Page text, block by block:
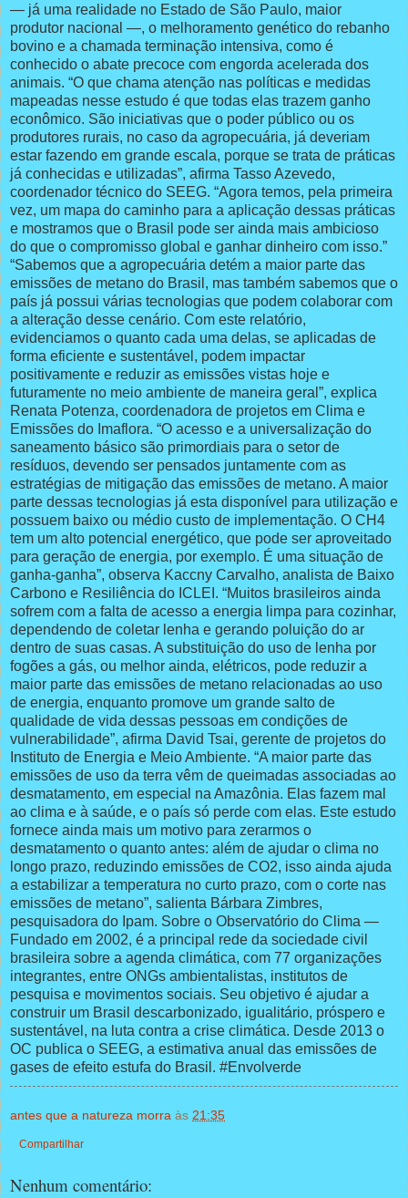
— já uma realidade no Estado de São Paulo, maior
produtor nacional —, o melhoramento genético do rebanho
bovino e a chamada terminação intensiva, como é
conhecido o abate precoce com engorda acelerada dos
animais. “O que chama atenção nas políticas e medidas
mapeadas nesse estudo é que todas elas trazem ganho
econômico. São iniciativas que o poder público ou os
produtores rurais, no caso da agropecuária, já deveriam
estar fazendo em grande escala, porque se trata de práticas
já conhecidas e utilizadas”, afirma Tasso Azevedo,
coordenador técnico do SEEG. “Agora temos, pela primeira
vez, um mapa do caminho para a aplicação dessas práticas
e mostramos que o Brasil pode ser ainda mais ambicioso
do que o compromisso global e ganhar dinheiro com isso.”
“Sabemos que a agropecuária detém a maior parte das
emissões de metano do Brasil, mas também sabemos que o
país já possui várias tecnologias que podem colaborar com
a alteração desse cenário. Com este relatório,
evidenciamos o quanto cada uma delas, se aplicadas de
forma eficiente e sustentável, podem impactar
positivamente e reduzir as emissões vistas hoje e
futuramente no meio ambiente de maneira geral”, explica
Renata Potenza, coordenadora de projetos em Clima e
Emissões do Imaflora. “O acesso e a universalização do
saneamento básico são primordiais para o setor de
resíduos, devendo ser pensados juntamente com as
estratégias de mitigação das emissões de metano. A maior
parte dessas tecnologias já esta disponível para utilização e
possuem baixo ou médio custo de implementação. O CH4
tem um alto potencial energético, que pode ser aproveitado
para geração de energia, por exemplo. É uma situação de
ganha-ganha”, observa Kaccny Carvalho, analista de Baixo
Carbono e Resiliência do ICLEI. “Muitos brasileiros ainda
sofrem com a falta de acesso a energia limpa para cozinhar,
dependendo de coletar lenha e gerando poluição do ar
dentro de suas casas. A substituição do uso de lenha por
fogões a gás, ou melhor ainda, elétricos, pode reduzir a
maior parte das emissões de metano relacionadas ao uso
de energia, enquanto promove um grande salto de
qualidade de vida dessas pessoas em condições de
vulnerabilidade”, afirma David Tsai, gerente de projetos do
Instituto de Energia e Meio Ambiente. “A maior parte das
emissões de uso da terra vêm de queimadas associadas ao
desmatamento, em especial na Amazônia. Elas fazem mal
ao clima e à saúde, e o país só perde com elas. Este estudo
fornece ainda mais um motivo para zerarmos o
desmatamento o quanto antes: além de ajudar o clima no
longo prazo, reduzindo emissões de CO2, isso ainda ajuda
a estabilizar a temperatura no curto prazo, com o corte nas
emissões de metano”, salienta Bárbara Zimbres,
pesquisadora do Ipam. Sobre o Observatório do Clima —
Fundado em 2002, é a principal rede da sociedade civil
brasileira sobre a agenda climática, com 77 organizações
integrantes, entre ONGs ambientalistas, institutos de
pesquisa e movimentos sociais. Seu objetivo é ajudar a
construir um Brasil descarbonizado, igualitário, próspero e
sustentável, na luta contra a crise climática. Desde 2013 o
OC publica o SEEG, a estimativa anual das emissões de
gases de efeito estufa do Brasil. #Envolverde
antes que a natureza morra às 21:35
Compartilhar
Nenhum comentário: